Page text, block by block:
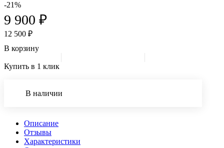
-21%
9 900 ₽
12 500 ₽
В корзину
Купить в 1 клик
В наличии
Описание
Отзывы
Характеристики